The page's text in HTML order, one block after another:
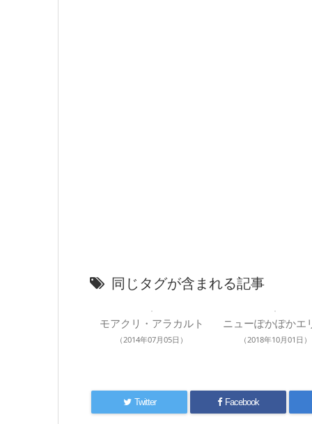
同じタグが含まれる記事
モアクリ・アラカルト
（2014年07月05日）
ニューぽかぽかエ
（2018年10月01日）
Twitter Facebook